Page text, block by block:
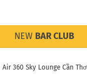
NEW BAR CLUB
Air 360 Sky Lounge Cần Thơ